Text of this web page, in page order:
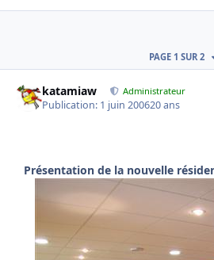
PAGE 1 SUR 2
katamiaw Administrateur
Publication: 1 juin 200620 ans
Présentation de la nouvelle